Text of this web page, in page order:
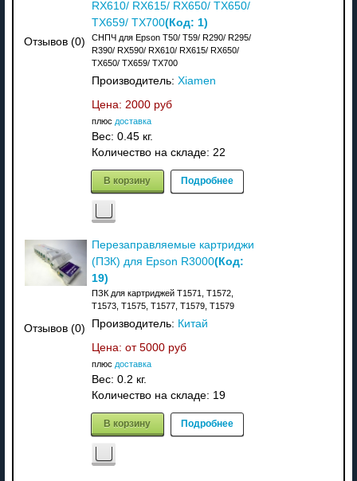
Отзывов (0)
RX610/ RX615/ RX650/ TX650/
TX659/ TX700(Код: 1)
СНПЧ для Epson T50/ T59/ R290/ R295/
R390/ RX590/ RX610/ RX615/ RX650/
TX650/ TX659/ TX700
Производитель: Xiamen
Цена: 2000 руб
плюс доставка
Вес: 0.45 кг.
Количество на складе: 22
В корзину Подробнее
Отзывов (0)
Перезаправляемые картриджи
(ПЗК) для Epson R3000(Код:
19)
ПЗК для картриджей Т1571, Т1572,
Т1573, Т1575, Т1577, Т1579, Т1579
Производитель: Китай
Цена: от 5000 руб
плюс доставка
Вес: 0.2 кг.
Количество на складе: 19
В корзину Подробнее